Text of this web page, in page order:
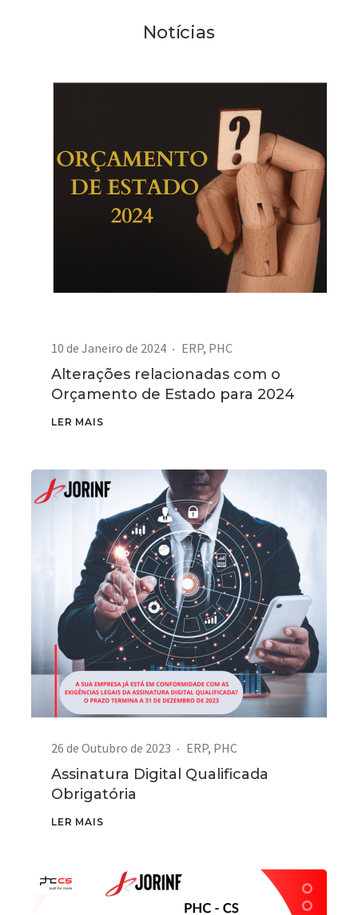
Notícias
10 de Janeiro de 2024 ERP, PHC
Alterações relacionadas com o
Orçamento de Estado para 2024
LER MAIS
26 de Outubro de 2023 ERP, PHC
Assinatura Digital Qualificada
Obrigatória
LER MAIS